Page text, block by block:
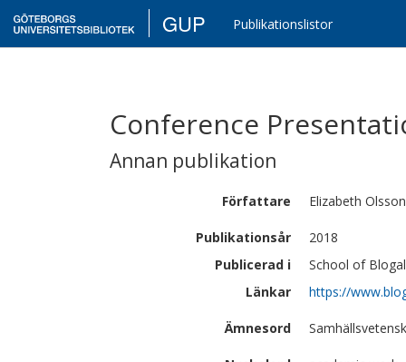
GUP Publikationslistor
Conference
Annan publikation
Författare Elizabeth Olsson
Publikationsår
2018
Publicerad i
School of
Länkar
https://
Ämnesord